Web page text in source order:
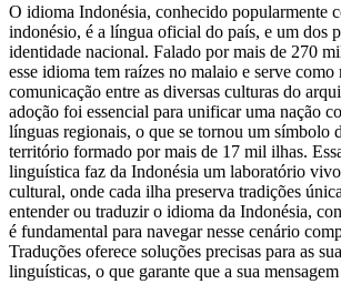
O idioma Indonésia, conhecido popularmente
indonésio, é a língua oficial do país, e um dos
identidade nacional. Falado por mais de 270
esse idioma tem raízes no malaio e serve como
comunicação entre as diversas culturas do
adoção foi essencial para unificar uma nação
línguas regionais, o que se tornou um símbolo
território formado por mais de 17 mil ilhas.
linguística faz da Indonésia um laboratório
cultural, onde cada ilha preserva tradições
entender ou traduzir o idioma da Indonésia,
é fundamental para navegar nesse cenário
Traduções oferece soluções precisas para as
linguísticas, o que garante que a sua